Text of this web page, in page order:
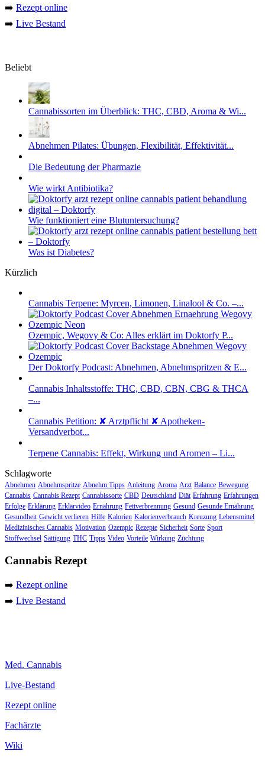
➡️ Rezept online
➡️ Live Bestand
Beliebt
Cannabissorten im Überblick: THC, CBD, Aroma & Wi...
Abnehmen Pilates: Übungen, Flexibilität, Effektivität...
Die Bedeutung der Pharmazie
Wie wirkt Antibiotika?
Wie funktioniert eine Blutuntersuchung?
Was ist Diabetes?
Kürzlich
Cannabis Terpene: Myrcen, Limonen, Linalool & Co. –...
Ozempic, Wegovy & Co: Alles erklärt im Doktorfy P...
Der Doktorfy Podcast: Abnehmen, Abnehmspritzen & E...
Cannabis Inhaltsstoffe: THC, CBD, CBN, CBG & THCA
–...
Cannabis Petition: ✘ Arztpflicht ✘ Apotheken-
Versandverbot...
Terpene Cannabis: Effekt, Wirkung und Aromen – Li...
Schlagworte
Abnehmen Abnehmspritze Abnehm Tipps Anleitung Aroma Arzt Balance Bewegung
Cannabis Cannabis Rezept Cannabissorte CBD Deutschland Diät Erfahrung Erfahrungen
Erfolge Erklärung Erklärvideo Ernährung Fettverbrennung Gesund Gesunde Ernährung
Gesundheit Gewicht verlieren Hilfe Kalorien Kalorienverbrauch Kreuzung Lebensmittel
Medizinisches Cannabis Motivation Ozempic Rezepte Sicherheit Sorte Sport
Stoffwechsel Sättigung THC Tipps Video Vorteile Wirkung Züchtung
Cannabis Rezept
➡️ Rezept online
➡️ Live Bestand
Med. Cannabis
Live-Bestand
Rezept online
Fachärzte
Wiki